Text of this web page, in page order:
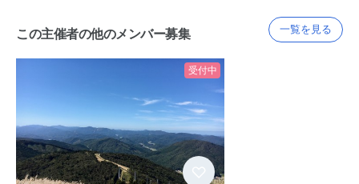
この主催者の他のメンバー募集 一覧を見る
受付中